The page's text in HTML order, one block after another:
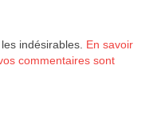
indésirables. En savoir
commentaires sont